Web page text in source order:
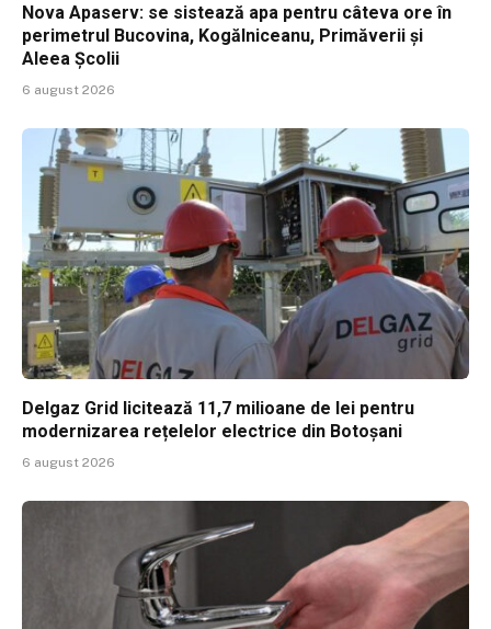
Nova Apaserv: se sistează apa pentru câteva ore în
perimetrul Bucovina, Kogălniceanu, Primăverii și
Aleea Școlii
6 august 2026
Delgaz Grid licitează 11,7 milioane de lei pentru
modernizarea rețelelor electrice din Botoșani
6 august 2026